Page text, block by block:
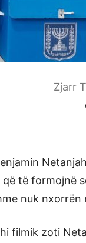
Zjarr
të formojnë
nuk nxorrën
filmik zoti